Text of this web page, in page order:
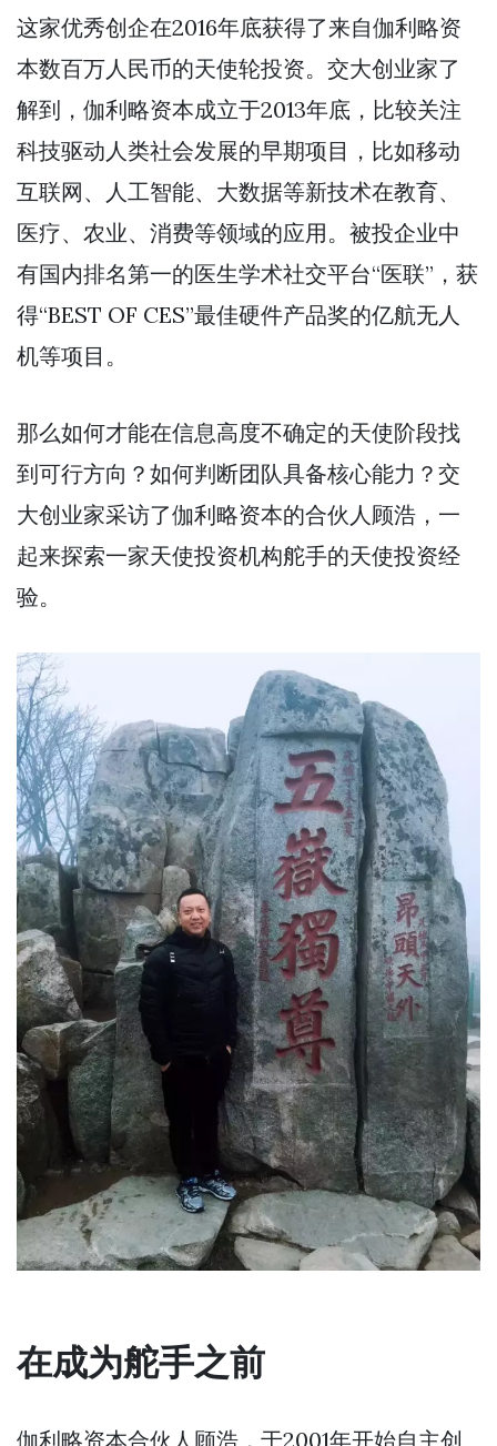
这家优秀创企在2016年底获得了来自伽利略资
本数百万人民币的天使轮投资。交大创业家了
解到，伽利略资本成立于2013年底，比较关注
科技驱动人类社会发展的早期项目，比如移动
互联网、人工智能、大数据等新技术在教育、
医疗、农业、消费等领域的应用。被投企业中
有国内排名第一的医生学术社交平台“医联”，获
得“BEST OF CES”最佳硬件产品奖的亿航无人
机等项目。
那么如何才能在信息高度不确定的天使阶段找
到可行方向？如何判断团队具备核心能力？交
大创业家采访了伽利略资本的合伙人顾浩，一
起来探索一家天使投资机构舵手的天使投资经
验。
在成为舵手之前
伽利略资本合伙人顾浩，于2001年开始自主创